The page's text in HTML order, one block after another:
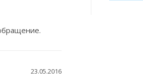
23.05.2016